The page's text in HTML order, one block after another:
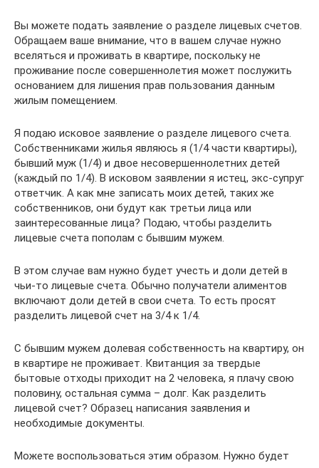
Вы можете подать заявление о разделе лицевых счетов.
Обращаем ваше внимание, что в вашем случае нужно
вселяться и проживать в квартире, поскольку не
проживание после совершеннолетия может послужить
основанием для лишения прав пользования данным
жилым помещением.
Я подаю исковое заявление о разделе лицевого счета.
Собственниками жилья являюсь я (1/4 части квартиры),
бывший муж (1/4) и двое несовершеннолетних детей
(каждый по 1/4). В исковом заявлении я истец, экс-супруг
ответчик. А как мне записать моих детей, таких же
собственников, они будут как третьи лица или
заинтересованные лица? Подаю, чтобы разделить
лицевые счета пополам с бывшим мужем.
В этом случае вам нужно будет учесть и доли детей в
чьи-то лицевые счета. Обычно получатели алиментов
включают доли детей в свои счета. То есть просят
разделить лицевой счет на 3/4 к 1/4.
С бывшим мужем долевая собственность на квартиру, он
в квартире не проживает. Квитанция за твердые
бытовые отходы приходит на 2 человека, я плачу свою
половину, остальная сумма – долг. Как разделить
лицевой счет? Образец написания заявления и
необходимые документы.
Можете воспользоваться этим образом. Нужно будет